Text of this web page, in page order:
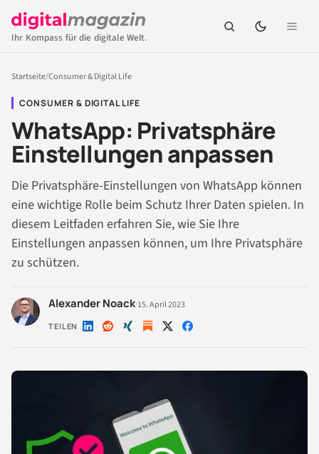
Ihr Kompass für die digitale Welt.
Startseite/Consumer & Digital Life
CONSUMER & DIGITAL LIFE
WhatsApp: Privatsphäre
Einstellungen anpassen
Die Privatsphäre-Einstellungen von WhatsApp können
eine wichtige Rolle beim Schutz Ihrer Daten spielen. In
diesem Leitfaden erfahren Sie, wie Sie Ihre
Einstellungen anpassen können, um Ihre Privatsphäre
zu schützen.
Alexander Noack·15. April 2023
TEILEN Auf Auf Auf Auf Auf